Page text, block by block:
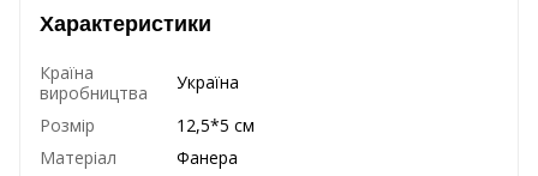
Характеристики
Країна
виробництва
Україна
Розмір
12,5*5 см
Матеріал
Фанера